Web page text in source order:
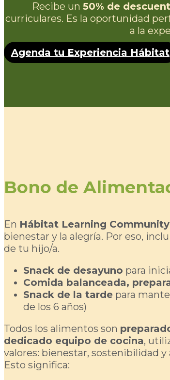
Recibe un 50% de
curriculares. Es la oportunidad
a la
Agenda tu Experiencia Hábitat
Bono de
En Hábitat Learning Community
bienestar y la alegría. Por eso,
de tu hijo/a.
Snack de desayuno para
Comida balanceada,
Snack de la tarde para
de los 6 años)
Todos los alimentos son
dedicado equipo de cocina,
valores: bienestar, sostenibilidad
Esto significa: